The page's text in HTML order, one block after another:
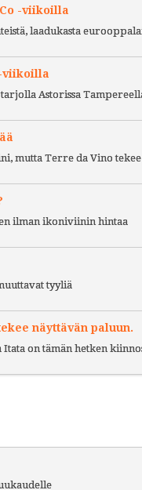
-viikoilla
laadukasta
viikoilla
Astorissa
mutta Terre da Vino
ilman ikoniviinin hintaa
tyyliä
näyttävän paluun.
Itata on tämän hetken